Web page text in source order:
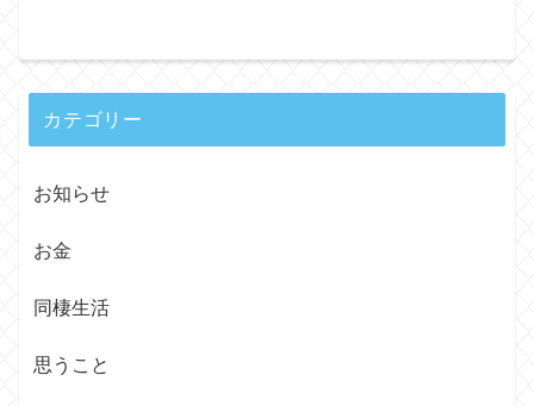
カテゴリー
お知らせ
お金
同棲生活
思うこと